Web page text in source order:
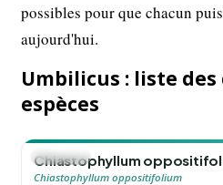
possibles pour que chacun
aujourd'hui.
Umbilicus : liste
espèces
🪴VIVACE
Chiastophyllum
Chiastophyllum oppositifolium